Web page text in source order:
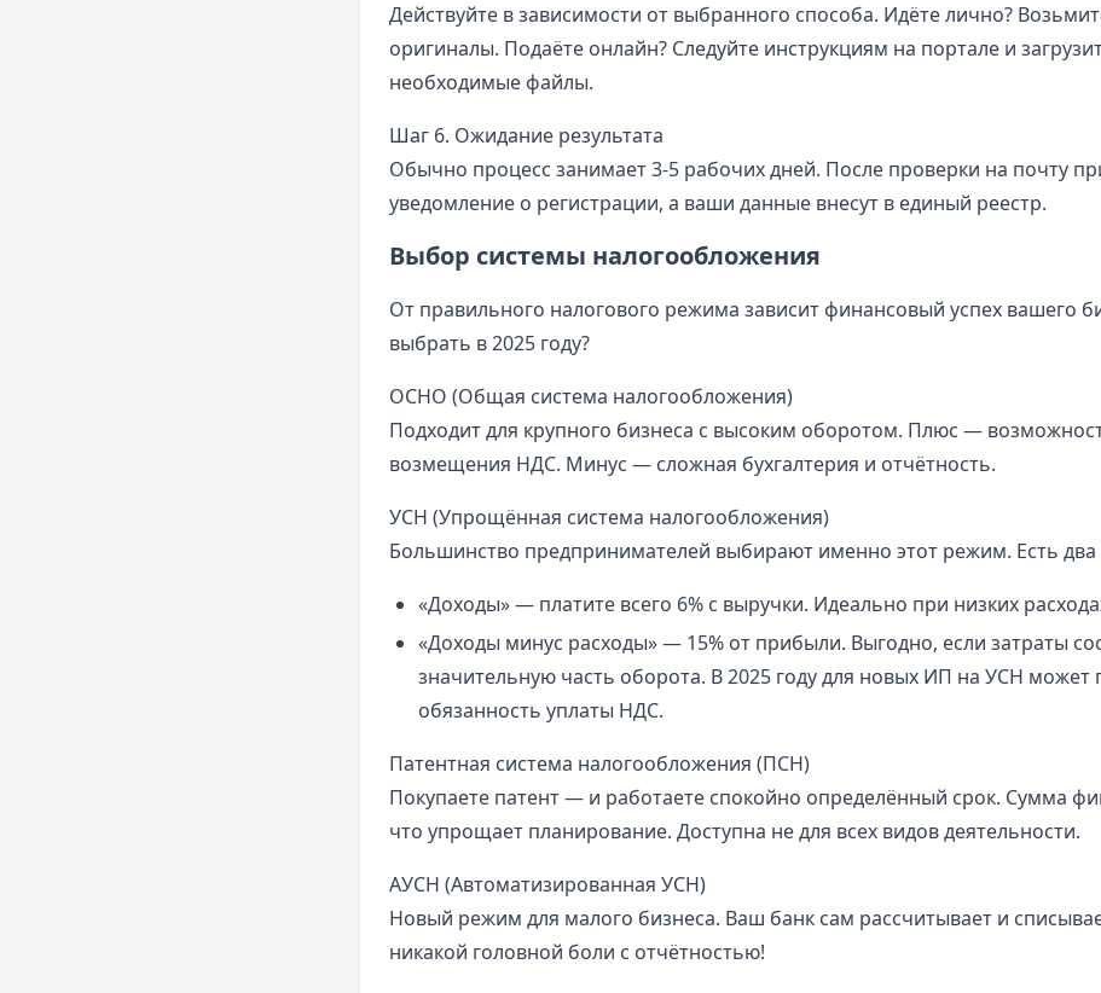
Действуйте в зависимости от выбранного способа. Идёте лично?
оригиналы. Подаёте онлайн? Следуйте инструкциям на портале и
необходимые файлы.
Шаг 6. Ожидание результата
Обычно процесс занимает 3-5 рабочих дней. После проверки на почту
уведомление о регистрации, а ваши данные внесут в единый реестр.
Выбор системы налогообложения
От правильного налогового режима зависит финансовый успех вашего
выбрать в 2025 году?
ОСНО (Общая система налогообложения)
Подходит для крупного бизнеса с высоким оборотом. Плюс —
возмещения НДС. Минус — сложная бухгалтерия и отчётность.
УСН (Упрощённая система налогообложения)
Большинство предпринимателей выбирают именно этот режим. Есть два
«Доходы» — платите всего 6% с выручки. Идеально при низких
«Доходы минус расходы» — 15% от прибыли. Выгодно, если затраты
значительную часть оборота. В 2025 году для новых ИП на УСН может
обязанность уплаты НДС.
Патентная система налогообложения (ПСН)
Покупаете патент — и работаете спокойно определённый срок. Сумма
что упрощает планирование. Доступна не для всех видов деятельности.
АУСН (Автоматизированная УСН)
Новый режим для малого бизнеса. Ваш банк сам рассчитывает и
никакой головной боли с отчётностью!